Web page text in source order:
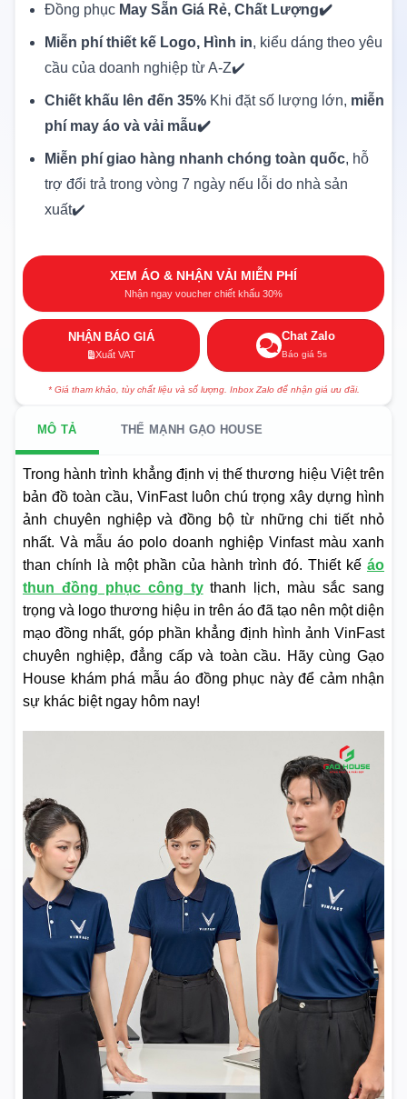
Đồng phục May Sẵn Giá Rẻ, Chất Lượng✔️
Miễn phí thiết kế Logo, Hình in, kiểu dáng theo yêu
cầu của doanh nghiệp từ A-Z✔️
Chiết khấu lên đến 35% Khi đặt số lượng lớn, miễn
phí may áo và vải mẫu✔️
Miễn phí giao hàng nhanh chóng toàn quốc, hỗ
trợ đổi trả trong vòng 7 ngày nếu lỗi do nhà sản
xuất✔️
XEM ÁO & NHẬN VẢI MIỄN PHÍ
Nhận ngay voucher chiết khấu 30%
NHẬN BÁO GIÁ
Xuất VAT
Chat Zalo
Báo giá 5s
* Giá tham khảo, tùy chất liệu và số lượng. Inbox Zalo để nhận giá ưu đãi.
MÔ TẢ THẾ MẠNH GẠO HOUSE
Trong hành trình khẳng định vị thế thương hiệu Việt trên
bản đồ toàn cầu, VinFast luôn chú trọng xây dựng hình
ảnh chuyên nghiệp và đồng bộ từ những chi tiết nhỏ
nhất. Và mẫu áo polo doanh nghiệp Vinfast màu xanh
than chính là một phần của hành trình đó. Thiết kế áo
thun đồng phục công tythanh lịch, màu sắc sang
trọng và logo thương hiệu in trên áo đã tạo nên một diện
mạo đồng nhất, góp phần khẳng định hình ảnh VinFast
chuyên nghiệp, đẳng cấp và toàn cầu. Hãy cùng Gạo
House khám phá mẫu áo đồng phục này để cảm nhận
sự khác biệt ngay hôm nay!